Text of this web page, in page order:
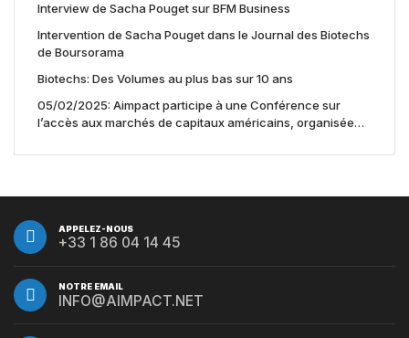
Interview de Sacha Pouget sur BFM Business
Intervention de Sacha Pouget dans le Journal des Biotechs
de Boursorama
Biotechs: Des Volumes au plus bas sur 10 ans
05/02/2025: Aimpact participe à une Conférence sur
l’accès aux marchés de capitaux américains, organisée
APPELEZ-NOUS
+33 1 86 04 14 45
NOTRE EMAIL
INFO@AIMPACT.NET